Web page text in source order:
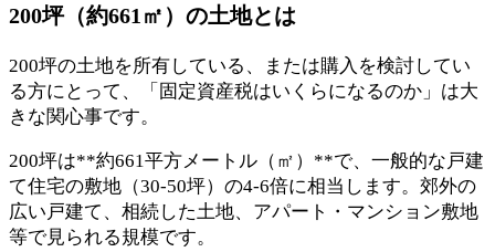
200坪（約661㎡）の土地とは
200坪の土地を所有している、または購入を検討してい
る方にとって、「固定資産税はいくらになるのか」は大
きな関心事です。
200坪は**約661平方メートル（㎡）**で、一般的な戸建
て住宅の敷地（30-50坪）の4-6倍に相当します。郊外の
広い戸建て、相続した土地、アパート・マンション敷地
等で見られる規模です。